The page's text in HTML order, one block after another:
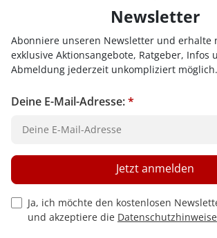
Newsletter
Abonniere unseren Newsletter und erhalte
exklusive Aktionsangebote, Ratgeber, Infos
Abmeldung jederzeit unkompliziert möglich.
Deine E-Mail-Adresse:*
Privacy Policy Checkbox
Ja, ich möchte den kostenlosen
und akzeptiere die Datenschutzhinweise
Jetzt anmelden